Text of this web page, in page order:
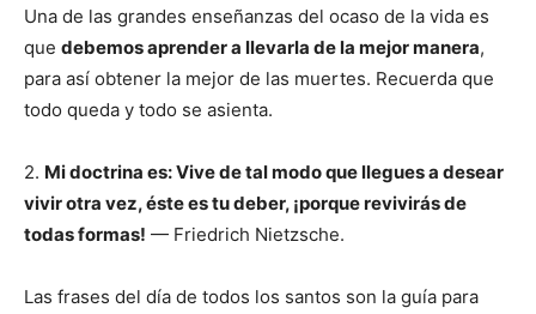
Una de las grandes enseñanzas del ocaso de la vida es
que debemos aprender a llevarla de la mejor manera,
para así obtener la mejor de las muertes. Recuerda que
todo queda y todo se asienta.
2. Mi doctrina es: Vive de tal modo que llegues a desear
vivir otra vez, éste es tu deber, ¡porque revivirás de
todas formas! — Friedrich Nietzsche.
Las frases del día de todos los santos son la guía para